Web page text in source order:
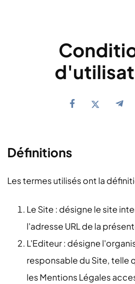
Définitions
Les termes utilisés ont la
Le Site : désigne le site
l'adresse URL de la
L'Editeur : désigne
responsable du Site, telle
les Mentions Légales